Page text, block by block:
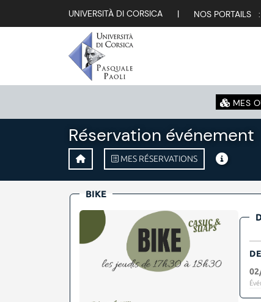
UNIVERSITÀ DI CORSICA | NOS PORTAILS :
MES
Réservation événement
MES RÉSERVATIONS
BIKE